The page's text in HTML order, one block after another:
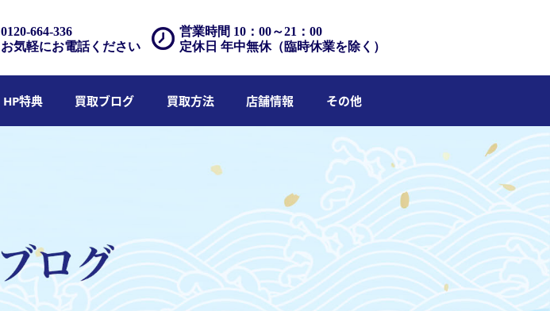
営業時間 10：00～21：00
定休日 年中無休（臨時休業を除く）
0120-664-336
お気軽にお電話ください
HP特典 買取ブログ 買取方法 店舗情報 その他